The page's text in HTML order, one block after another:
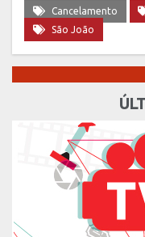
Cancelamento
São João